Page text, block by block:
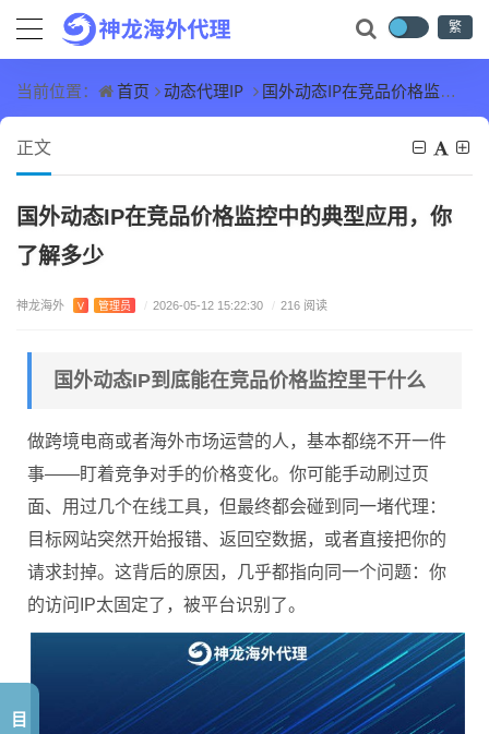
繁
当前位置： 首页 动态代理IP 国外动态IP在竞品价格监控中的典型应用，你了解多少
正文
国外动态IP在竞品价格监控中的典型应用，你
了解多少
神龙海外 V 管理员 / 2026-05-12 15:22:30 / 216 阅读
国外动态IP到底能在竞品价格监控里干什么
做跨境电商或者海外市场运营的人，基本都绕不开一件
事——盯着竞争对手的价格变化。你可能手动刷过页
面、用过几个在线工具，但最终都会碰到同一堵代理：
目标网站突然开始报错、返回空数据，或者直接把你的
请求封掉。这背后的原因，几乎都指向同一个问题：你
的访问IP太固定了，被平台识别了。
目